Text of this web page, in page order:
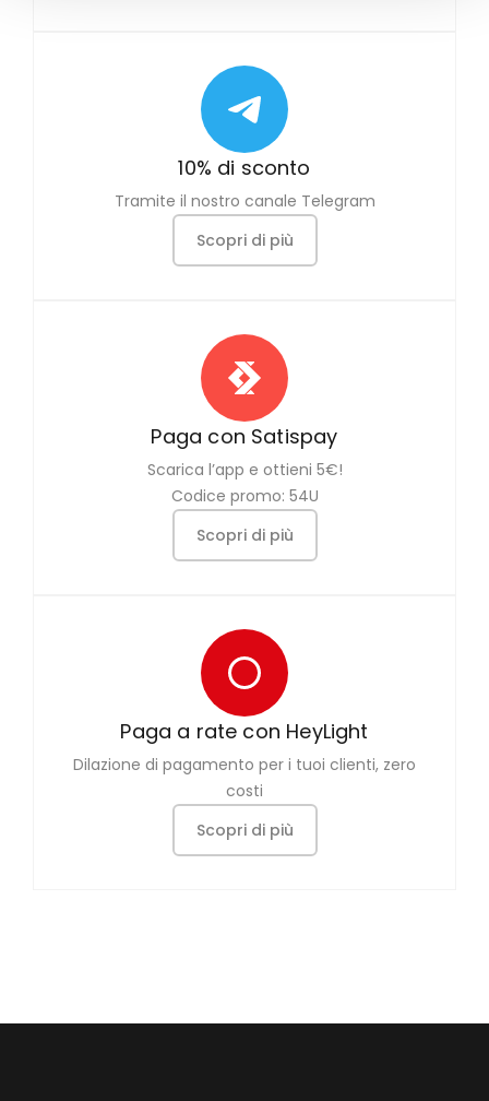
10% di sconto
Tramite il nostro canale Telegram
Scopri di più
Paga con Satispay
Scarica l’app e ottieni 5€!
Codice promo: 54U
Scopri di più
Paga a rate con HeyLight
Dilazione di pagamento per i tuoi clienti, zero
costi
Scopri di più